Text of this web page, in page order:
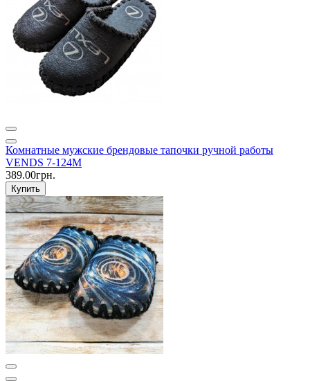
Комнатные мужские брендовые тапочки ручной работы
VENDS 7-124M
389.00грн.
Купить